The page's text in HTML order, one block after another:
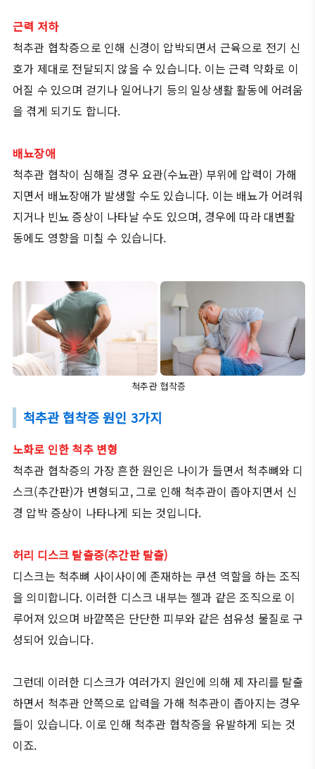
근력 저하
척추관 협착증으로 인해 신경이 압박되면서 근육으로 전기 신
호가 제대로 전달되지 않을 수 있습니다. 이는 근력 약화로 이
어질 수 있으며 걷기나 일어나기 등의 일상생활 활동에 어려움
을 겪게 되기도 합니다.
배뇨장애
척추관 협착이 심해질 경우 요관(수뇨관) 부위에 압력이 가해
지면서 배뇨장애가 발생할 수도 있습니다. 이는 배뇨가 어려워
지거나 빈뇨 증상이 나타날 수도 있으며, 경우에 따라 대변활
동에도 영향을 미칠 수 있습니다.
척추관 협착증
척추관 협착증 원인 3가지
노화로 인한 척추 변형
척추관 협착증의 가장 흔한 원인은 나이가 들면서 척추뼈와 디
스크(추간판)가 변형되고, 그로 인해 척추관이 좁아지면서 신
경 압박 증상이 나타나게 되는 것입니다.
허리 디스크 탈출증(추간판 탈출)
디스크는 척추뼈 사이사이에 존재하는 쿠션 역할을 하는 조직
을 의미합니다. 이러한 디스크 내부는 젤과 같은 조직으로 이
루어져 있으며 바깥쪽은 단단한 피부와 같은 섬유성 물질로 구
성되어 있습니다.
그런데 이러한 디스크가 여러가지 원인에 의해 제 자리를 탈출
하면서 척추관 안쪽으로 압력을 가해 척추관이 좁아지는 경우
들이 있습니다. 이로 인해 척추관 협착증을 유발하게 되는 것
이죠.